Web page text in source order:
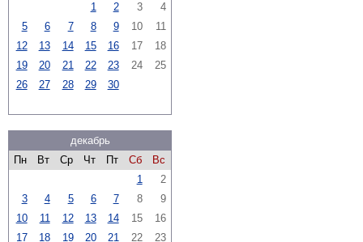
1
2 3
4
5
6 7 8 9 10
11
12
13 14 15 16 17
18
19
20 21 22 23 24
25
26
27 28 29 30
декабрь
Пн
Вт Ср Чт Пт Сб
Вс
1
2
3
4 5 6 7 8
9
10
11 12 13 14 15
16
17
18 19 20 21 22 23